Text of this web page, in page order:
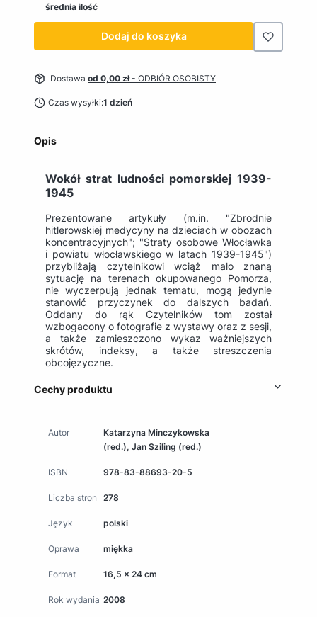
średnia ilość
Dodaj do koszyka
Dostawa od 0,00 zł- ODBIÓR OSOBISTY
Czas wysyłki:1 dzień
Opis
Wokół strat ludności pomorskiej 1939-
1945
Prezentowane artykuły (m.in. "Zbrodnie
hitlerowskiej medycyny na dzieciach w obozach
koncentracyjnych"; "Straty osobowe Włocławka
i powiatu włocławskiego w latach 1939-1945")
przybliżają czytelnikowi wciąż mało znaną
sytuację na terenach okupowanego Pomorza,
nie wyczerpują jednak tematu, mogą jedynie
stanowić przyczynek do dalszych badań.
Oddany do rąk Czytelników tom został
wzbogacony o fotografie z wystawy oraz z sesji,
a także zamieszczono wykaz ważniejszych
skrótów, indeksy, a także streszczenia
obcojęzyczne.
Cechy produktu
Autor
Katarzyna Minczykowska
(red.), Jan Sziling (red.)
ISBN 978-83-88693-20-5
Liczba stron 278
Język polski
Oprawa miękka
Format 16,5 x 24 cm
Rok wydania 2008